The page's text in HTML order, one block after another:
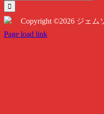
索
…
Copyright ©2026 ジェム
Twitter
Instagram
Facebook
Page load link